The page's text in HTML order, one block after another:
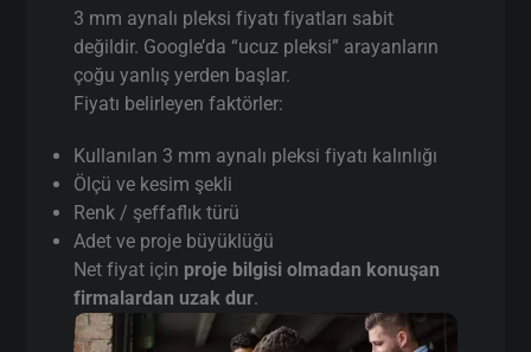
3 mm aynalı pleksi fiyatı fiyatları sabit
değildir. Google’da “ucuz pleksi” arayanların
çoğu yanlış yerden başlar.
Fiyatı belirleyen faktörler:
Kullanılan 3 mm aynalı pleksi fiyatı kalınlığı
Ölçü ve kesim şekli
Renk / şeffaflık türü
Adet ve proje büyüklüğü
Net fiyat için proje bilgisi olmadan konuşan
firmalardan uzak dur.